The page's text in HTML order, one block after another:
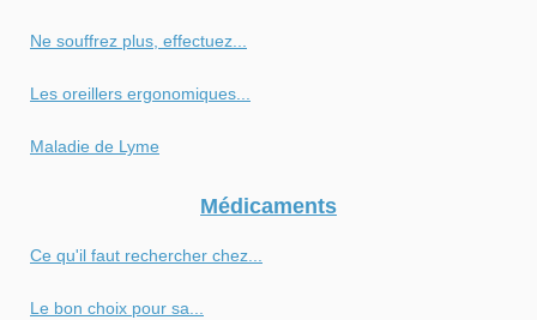
Ne souffrez plus, effectuez...
Les oreillers ergonomiques...
Maladie de Lyme
Médicaments
Ce qu'il faut rechercher chez...
Le bon choix pour sa...